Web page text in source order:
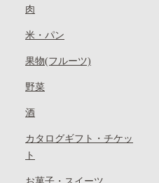
肉
米・パン
果物(フルーツ)
野菜
酒
カタログギフト・チケッ
ト